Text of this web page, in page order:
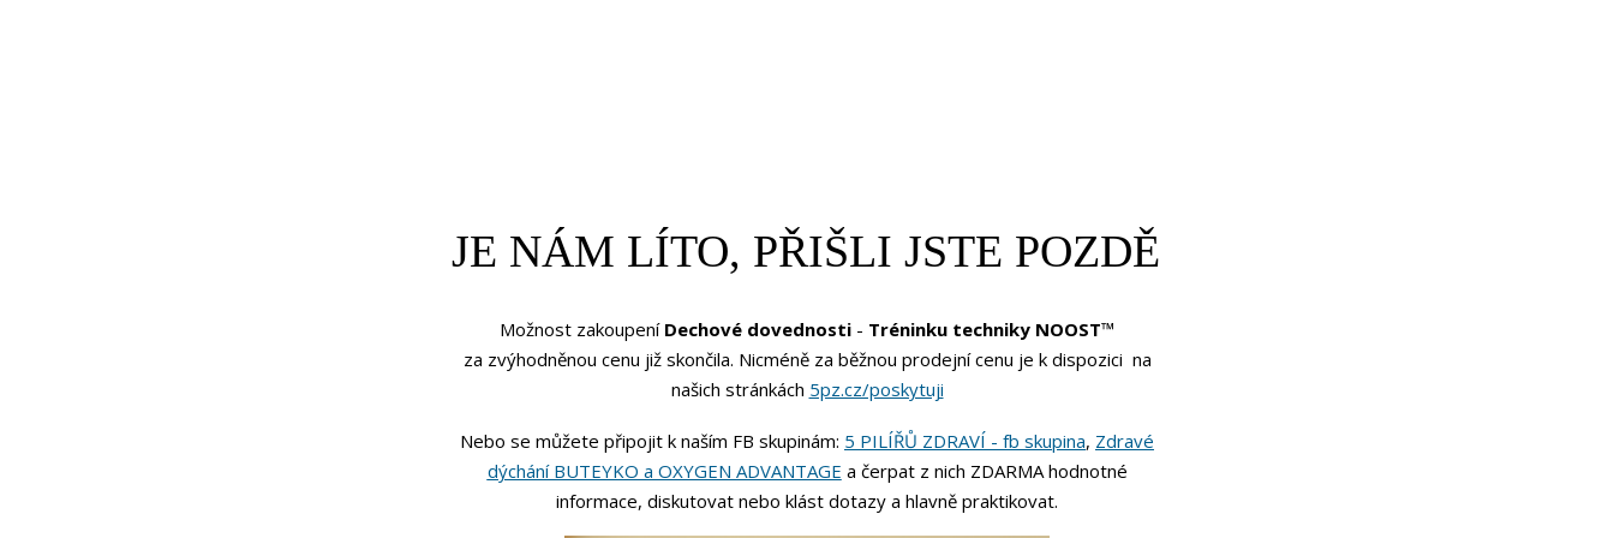
JE NÁM LÍTO, PŘIŠLI JSTE POZDĚ
Možnost zakoupení Dechové dovednosti - Tréninku techniky NOOST™
za zvýhodněnou cenu již skončila. Nicméně za běžnou prodejní cenu je k dispozici na
našich stránkách 5pz.cz/poskytuji
Nebo se můžete připojit k naším FB skupinám: 5 PILÍŘŮ ZDRAVÍ - fb skupina, Zdravé
dýchání BUTEYKO a OXYGEN ADVANTAGE a čerpat z nich ZDARMA hodnotné
informace, diskutovat nebo klást dotazy a hlavně praktikovat.